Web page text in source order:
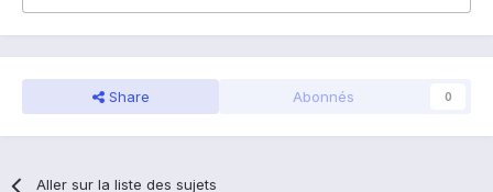
Share Abonnés 0
Aller sur la liste des sujets